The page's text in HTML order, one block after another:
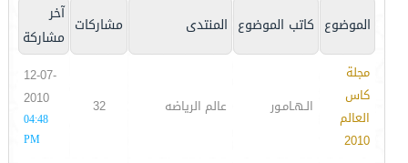
الموضوع كاتب الموضوع المنتدى مشاركات آخر
مشاركة
مجلة
كاس
العالم
2010
الـهـامـور عالم الرياضه 32
12-07-
2010
04:48
PM